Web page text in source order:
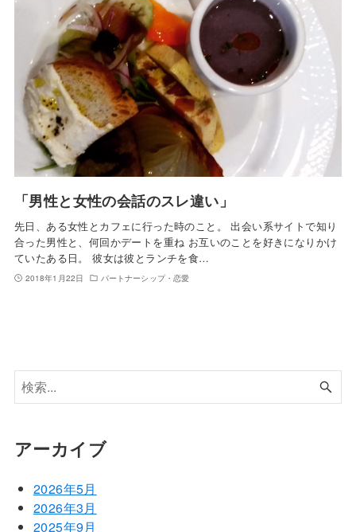
「男性と女性の会話のスレ違い」
先日、ある女性とカフェに行った時のこと。 出会い系サイトで知り
合った男性と、何回かデートを重ね お互いのことを好きになりかけ
ていたある日。 彼女は彼とランチを食…
2018年1月22日 パートナーシップ・恋愛
アーカイブ
2026年5月
2026年3月
2025年9月